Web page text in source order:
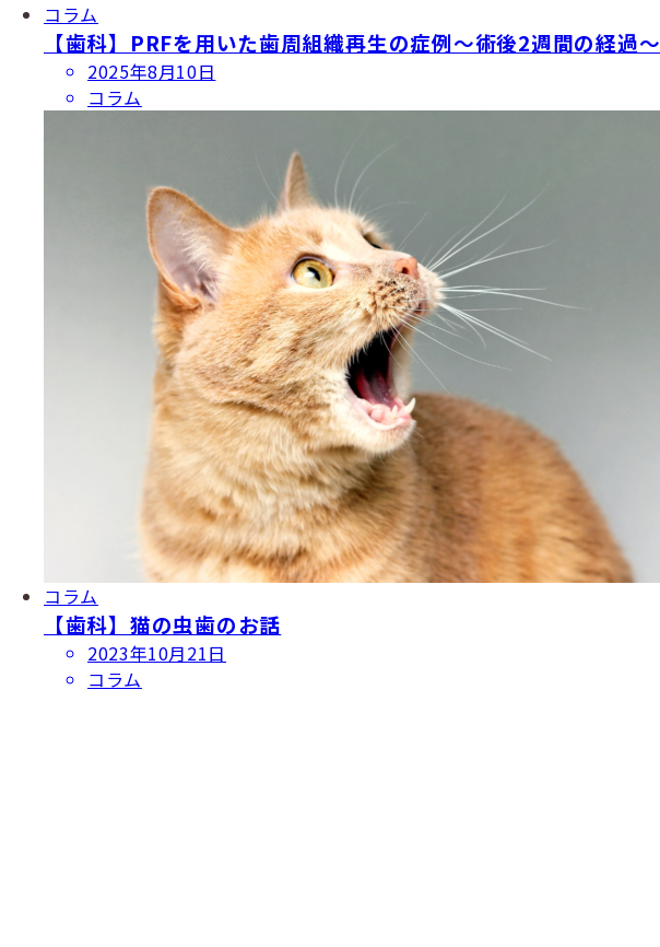
コラム
【歯科】PRFを用いた歯周組織再生の症例〜術後2週間の経過〜
投
稿
2025年8月10日
コラム
コラム
【歯科】猫の虫歯のお話
投
稿
2023年10月21日
コラム